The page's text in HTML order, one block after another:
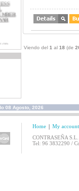
Viendo del 1 al 18 (de
08 Agosto, 2026
Home
My account
CONTRASEÑA
Tel: 96 3832290 /